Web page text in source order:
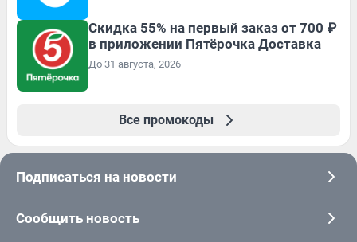
Скидка 55% на первый заказ от 700 ₽
в приложении Пятёрочка Доставка
До 31 августа, 2026
Все промокоды
Подписаться на новости
Сообщить новость